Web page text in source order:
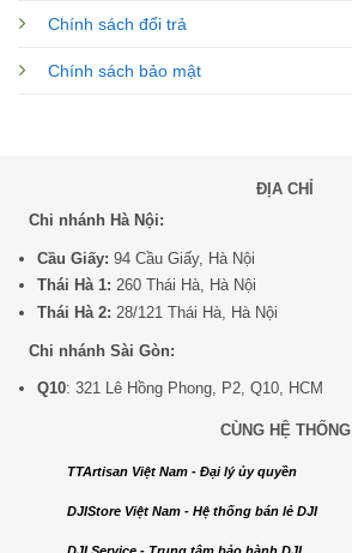
Chính sách đổi trả
Chính sách bảo mật
ĐỊA CHỈ
Chi nhánh Hà Nội:
Cầu Giấy: 94 Cầu Giấy, Hà Nội
Thái Hà 1: 260 Thái Hà, Hà Nội
Thái Hà 2: 28/121 Thái Hà, Hà Nội
Chi nhánh Sài Gòn:
Q10: 321 Lê Hồng Phong, P2, Q10, HCM
CÙNG HỆ THỐNG
TTArtisan Việt Nam - Đại lý ủy quyền
DJIStore Việt Nam - Hệ thống bán lẻ DJI